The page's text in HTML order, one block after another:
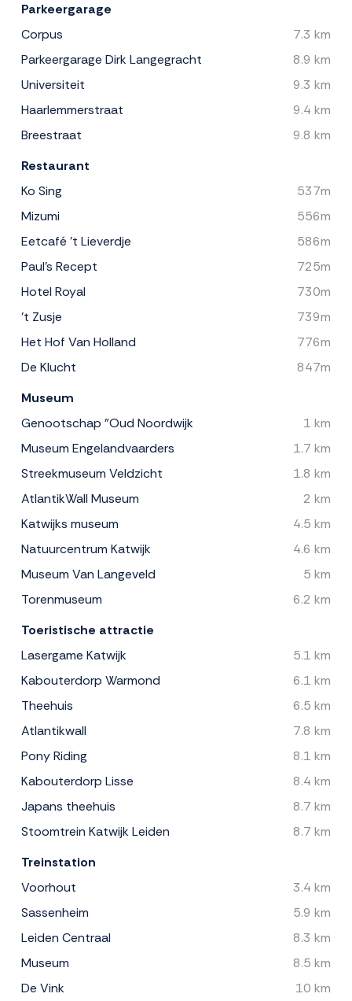
Parkeergarage
Corpus
7.3 km
Parkeergarage Dirk Langegracht
8.9 km
Universiteit
9.3 km
Haarlemmerstraat
9.4 km
Breestraat
9.8 km
Restaurant
Ko Sing
537m
Mizumi
556m
Eetcafé 't Lieverdje
586m
Paul's Recept
725m
Hotel Royal
730m
't Zusje
739m
Het Hof Van Holland
776m
De Klucht
847m
Museum
Genootschap "Oud Noordwijk
1 km
Museum Engelandvaarders
1.7 km
Streekmuseum Veldzicht
1.8 km
AtlantikWall Museum
2 km
Katwijks museum
4.5 km
Natuurcentrum Katwijk
4.6 km
Museum Van Langeveld
5 km
Torenmuseum
6.2 km
Toeristische attractie
Lasergame Katwijk
5.1 km
Kabouterdorp Warmond
6.1 km
Theehuis
6.5 km
Atlantikwall
7.8 km
Pony Riding
8.1 km
Kabouterdorp Lisse
8.4 km
Japans theehuis
8.7 km
Stoomtrein Katwijk Leiden
8.7 km
Treinstation
Voorhout
3.4 km
Sassenheim
5.9 km
Leiden Centraal
8.3 km
Museum
8.5 km
De Vink
10 km